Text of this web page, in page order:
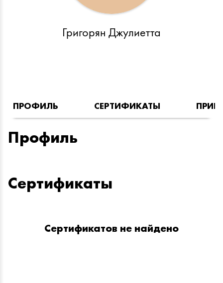
Григорян Джулиетта
ПРОФИЛЬ СЕРТИФИКАТЫ
Профиль
Сертификаты
Сертификатов не найдено